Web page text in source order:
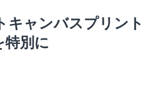
キャンバスプリント
特別に